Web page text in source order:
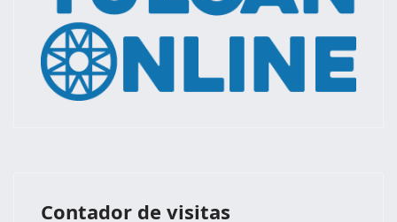
Contador de visitas